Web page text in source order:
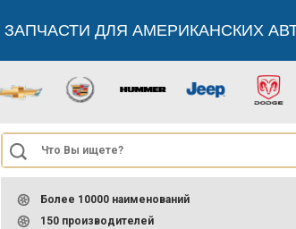
ЗАПЧАСТИ ДЛЯ АМЕРИКАНСКИХ
Более 10000 наименований
150 производителей